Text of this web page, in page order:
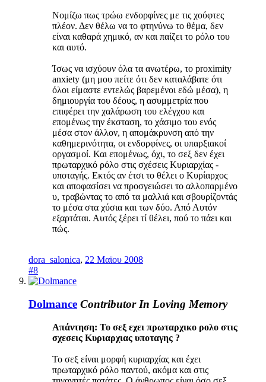
Νομίζω πως τρώω ενδορφίνες με τις χούφτες
πλέον. Δεν θέλω να το φτηνύνω το θέμα, δεν
είναι καθαρά χημικό, αν και παίζει το ρόλο του
και αυτό.
Ίσως να ισχύουν όλα τα ανωτέρω, το proximity
anxiety (μη μου πείτε ότι δεν καταλάβατε ότι
όλοι είμαστε εντελώς βαρεμένοι εδώ μέσα), η
δημιουργία του δέους, η ασυμμετρία που
επιφέρει την χαλάρωση του ελέγχου και
επομένως την έκσταση, το χάσιμο του ενός
μέσα στον άλλον, η απομάκρυνση από την
καθημερινότητα, οι ενδορφίνες, οι υπαρξιακοί
οργασμοί. Και επομένως, όχι, το σεξ δεν έχει
πρωταρχικό ρόλο στις σχέσεις Κυριαρχίας -
υποταγής. Εκτός αν έτσι το θέλει ο Κυρίαρχος
και αποφασίσει να προσγειώσει το αλλοπαρμένο
υ, τραβώντας το από τα μαλλιά και σβουρίζοντάς
το μέσα στα χύσια και των δύο. Από Αυτόν
εξαρτάται. Αυτός ξέρει τί θέλει, πού το πάει και
πώς.
dora_salonica, 22 Μαϊου 2008
#8
Dolmance Contributor In Loving Memory
Απάντηση: Το σεξ εχει πρωταρχικο ρολο στις
σχεσεις Κυριαρχιας υποταγης ?
Το σεξ είναι μορφή κυριαρχίας και έχει
πρωταρχικό ρόλο παντού, ακόμα και στις